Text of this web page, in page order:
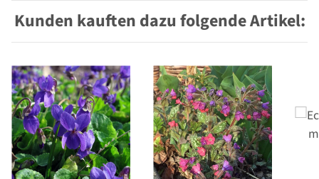
Kunden kauften dazu folgende Artikel: